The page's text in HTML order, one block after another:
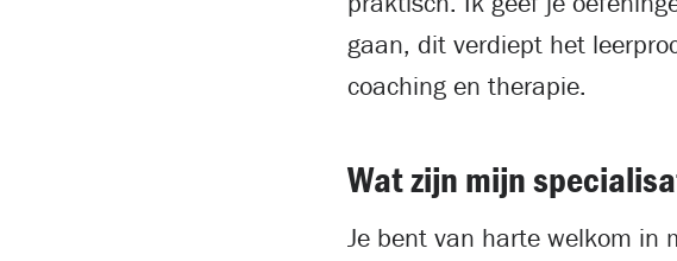
gaan, dit verdiept het
coaching en therapie.
Wat zijn mijn
Je bent van harte welkom in